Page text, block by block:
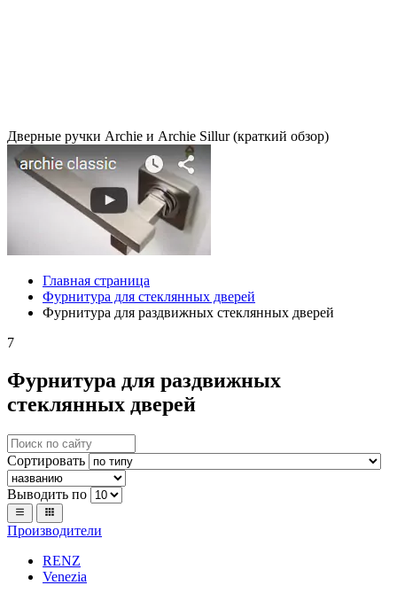
Дверные ручки Archie и Archie Sillur (краткий обзор)
Главная страница
Фурнитура для стеклянных дверей
Фурнитура для раздвижных стеклянных дверей
7
Фурнитура для раздвижных
стеклянных дверей
Сортировать
Выводить по
Производители
RENZ
Venezia